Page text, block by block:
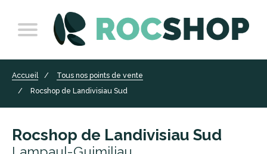
Accueil
Tous nos points de vente
Rocshop de Landivisiau Sud
Rocshop de Landivisiau Sud